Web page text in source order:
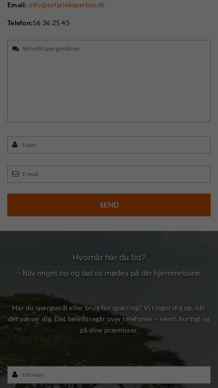
Email: info@safarieksperten.dk
Telefon:56 36 25 45
Hvornår har du tid?
- Bliv ringet op og lad os mødes på din hjemmebane
Har du spørgsmål eller brug for sparring? Vi ringer dig op, når
det passer dig. Det hele foregår over telefonen – nemt, hurtigt og
på dine præmisser.